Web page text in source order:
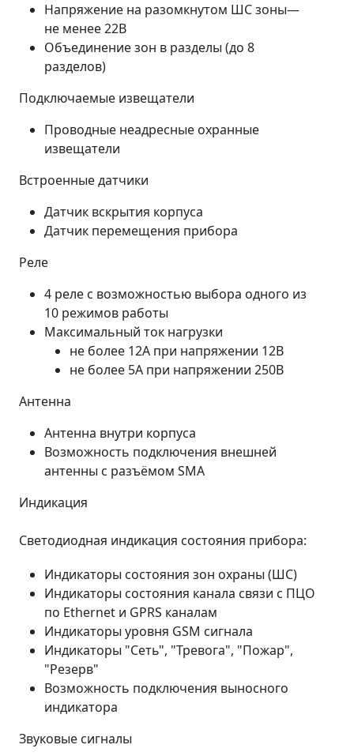
Напряжение на разомкнутом ШС зоны—
не менее 22В
Объединение зон в разделы (до 8
разделов)
Подключаемые извещатели
Проводные неадресные охранные
извещатели
Встроенные датчики
Датчик вскрытия корпуса
Датчик перемещения прибора
Реле
4 реле с возможностью выбора одного из
10 режимов работы
Максимальный ток нагрузки
не более 12А при напряжении 12В
не более 5А при напряжении 250В
Антенна
Антенна внутри корпуса
Возможность подключения внешней
антенны с разъёмом SMA
Индикация
Светодиодная индикация состояния прибора:
Индикаторы состояния зон охраны (ШС)
Индикаторы состояния канала связи с ПЦО
по Ethernet и GPRS каналам
Индикаторы уровня GSM сигнала
Индикаторы "Сеть", "Тревога", "Пожар",
"Резерв"
Возможность подключения выносного
индикатора
Звуковые сигналы